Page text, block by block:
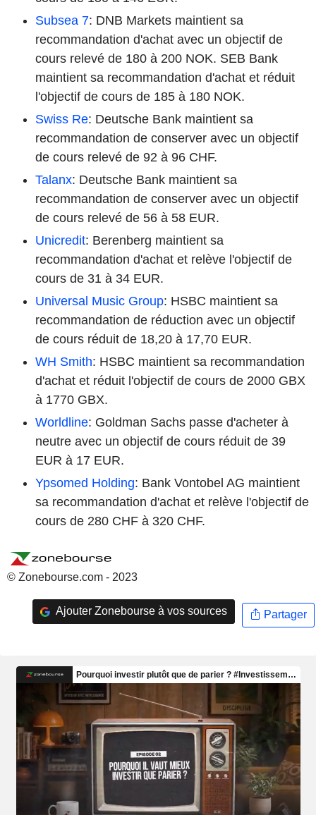
Subsea 7: DNB Markets maintient sa
recommandation d'achat avec un objectif de
cours relevé de 180 à 200 NOK. SEB Bank
maintient sa recommandation d'achat et réduit
l'objectif de cours de 185 à 180 NOK.
Swiss Re: Deutsche Bank maintient sa
recommandation de conserver avec un objectif
de cours relevé de 92 à 96 CHF.
Talanx: Deutsche Bank maintient sa
recommandation de conserver avec un objectif
de cours relevé de 56 à 58 EUR.
Unicredit: Berenberg maintient sa
recommandation d'achat et relève l'objectif de
cours de 31 à 34 EUR.
Universal Music Group: HSBC maintient sa
recommandation de réduction avec un objectif
de cours réduit de 18,20 à 17,70 EUR.
WH Smith: HSBC maintient sa recommandation
d'achat et réduit l'objectif de cours de 2000 GBX
à 1770 GBX.
Worldline: Goldman Sachs passe d'acheter à
neutre avec un objectif de cours réduit de 39
EUR à 17 EUR.
Ypsomed Holding: Bank Vontobel AG maintient
sa recommandation d'achat et relève l'objectif de
cours de 280 CHF à 320 CHF.
© Zonebourse.com - 2023
Ajouter Zonebourse à vos sources Partager